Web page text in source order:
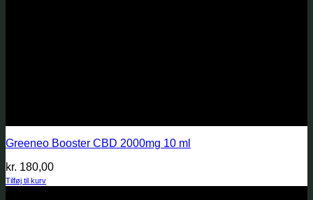
Greeneo Booster CBD 2000mg 10 ml
kr. 180,00
Tilføj til kurv